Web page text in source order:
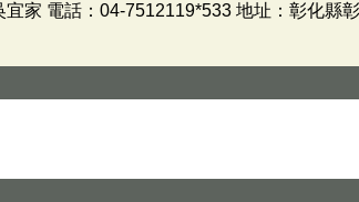
家 電話：04-7512119*533 地址：彰化縣